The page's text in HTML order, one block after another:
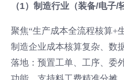
（1）制造行业（装备/电子/
聚焦“生产成本全流程核算+
制造企业成本核算复杂、数
落地：预置工单、工序、委